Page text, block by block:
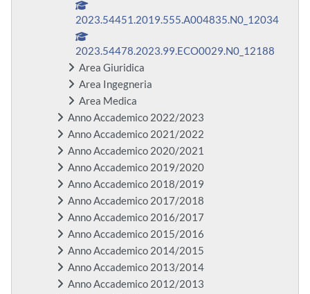
2023.54451.2019.555.A004835.N0_12034
2023.54478.2023.99.ECO0029.N0_12188
Area Giuridica
Area Ingegneria
Area Medica
Anno Accademico 2022/2023
Anno Accademico 2021/2022
Anno Accademico 2020/2021
Anno Accademico 2019/2020
Anno Accademico 2018/2019
Anno Accademico 2017/2018
Anno Accademico 2016/2017
Anno Accademico 2015/2016
Anno Accademico 2014/2015
Anno Accademico 2013/2014
Anno Accademico 2012/2013